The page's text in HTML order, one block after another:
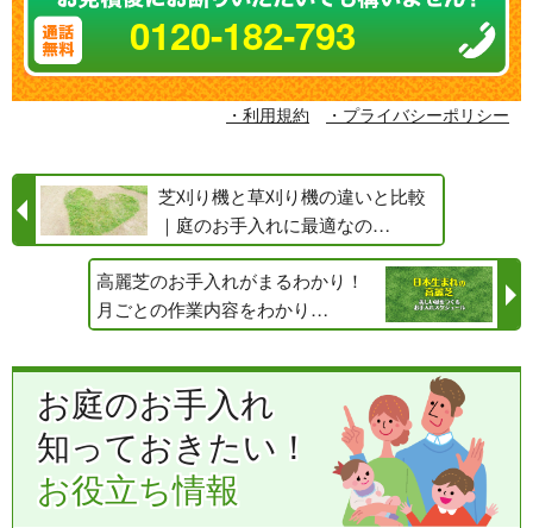
0120-182-793
・利用規約 ・プライバシーポリシー
芝刈り機と草刈り機の違いと比較
｜庭のお手入れに最適なの…
高麗芝のお手入れがまるわかり！
月ごとの作業内容をわかり…
お庭のお手入れ
知っておきたい！
お役立ち情報